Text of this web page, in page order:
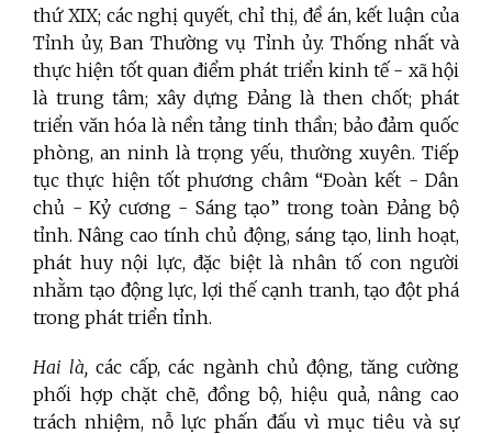
thứ XIX; các nghị quyết, chỉ thị, đề án, kết luận của
Tỉnh ủy, Ban Thường vụ Tỉnh ủy. Thống nhất và
thực hiện tốt quan điểm phát triển kinh tế - xã hội
là trung tâm; xây dựng Đảng là then chốt; phát
triển văn hóa là nền tảng tinh thần; bảo đảm quốc
phòng, an ninh là trọng yếu, thường xuyên. Tiếp
tục thực hiện tốt phương châm “Đoàn kết - Dân
chủ - Kỷ cương - Sáng tạo” trong toàn Đảng bộ
tỉnh. Nâng cao tính chủ động, sáng tạo, linh hoạt,
phát huy nội lực, đặc biệt là nhân tố con người
nhằm tạo động lực, lợi thế cạnh tranh, tạo đột phá
trong phát triển tỉnh.
Hai là, các cấp, các ngành chủ động, tăng cường
phối hợp chặt chẽ, đồng bộ, hiệu quả, nâng cao
trách nhiệm, nỗ lực phấn đấu vì mục tiêu và sự